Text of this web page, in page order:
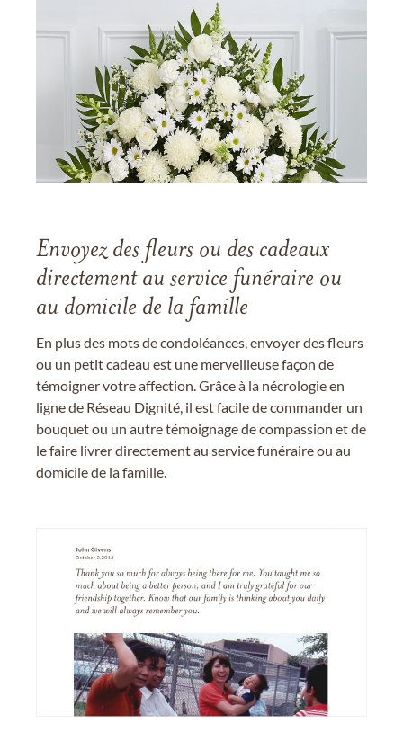
Envoyez des fleurs ou des cadeaux
directement au service funéraire ou
au domicile de la famille
En plus des mots de condoléances, envoyer des fleurs
ou un petit cadeau est une merveilleuse façon de
témoigner votre affection. Grâce à la nécrologie en
ligne de Réseau Dignité, il est facile de commander un
bouquet ou un autre témoignage de compassion et de
le faire livrer directement au service funéraire ou au
domicile de la famille.